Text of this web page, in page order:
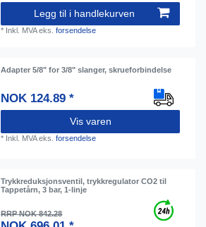
Legg til i handlekurven
* Inkl. MVAeks.forsendelse
Adapter 5/8" for 3/8" slanger, skrueforbindelse
NOK 124.89 *
Vis varen
* Inkl. MVAeks.forsendelse
Trykkreduksjonsventil, trykkregulator CO2 til
Tappetårn, 3 bar, 1-linje
RRP NOK 842.28